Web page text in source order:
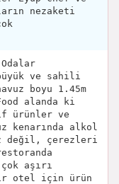
nezaketi
ve sahili
boyu 1.45m
alanda ki
ürünler ve
kenarında alkol
değil, çerezleri
aşırı
otel için ürün